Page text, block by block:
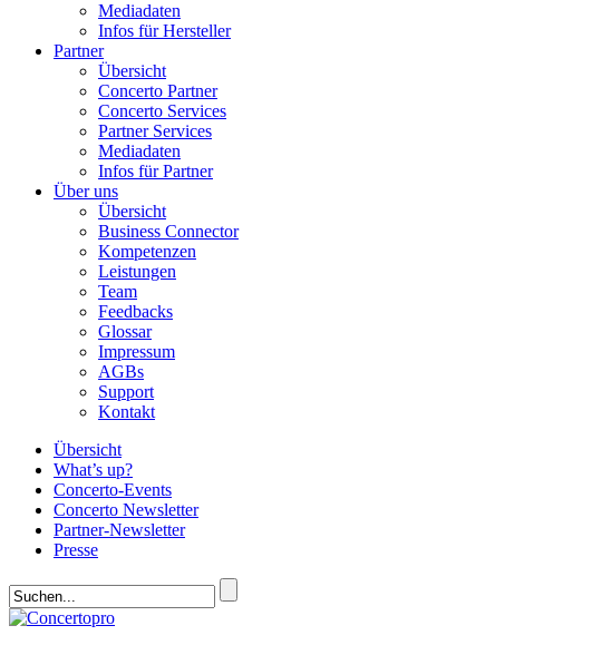
Mediadaten
Infos für Hersteller
Partner
Übersicht
Concerto Partner
Concerto Services
Partner Services
Mediadaten
Infos für Partner
Über uns
Übersicht
Business Connector
Kompetenzen
Leistungen
Team
Feedbacks
Glossar
Impressum
AGBs
Support
Kontakt
Übersicht
What’s up?
Concerto-Events
Concerto Newsletter
Partner-Newsletter
Presse